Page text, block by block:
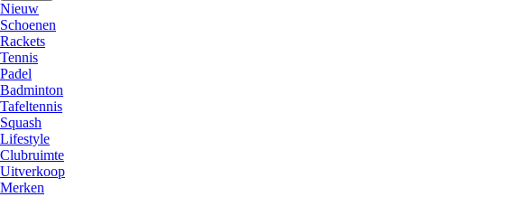
Nieuw
Schoenen
Rackets
Tennis
Padel
Badminton
Tafeltennis
Squash
Lifestyle
Clubruimte
Uitverkoop
Merken